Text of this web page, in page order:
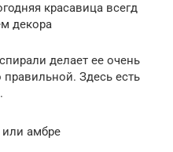
красавица всегд
декора
делает ее очень
Здесь есть
или амбре